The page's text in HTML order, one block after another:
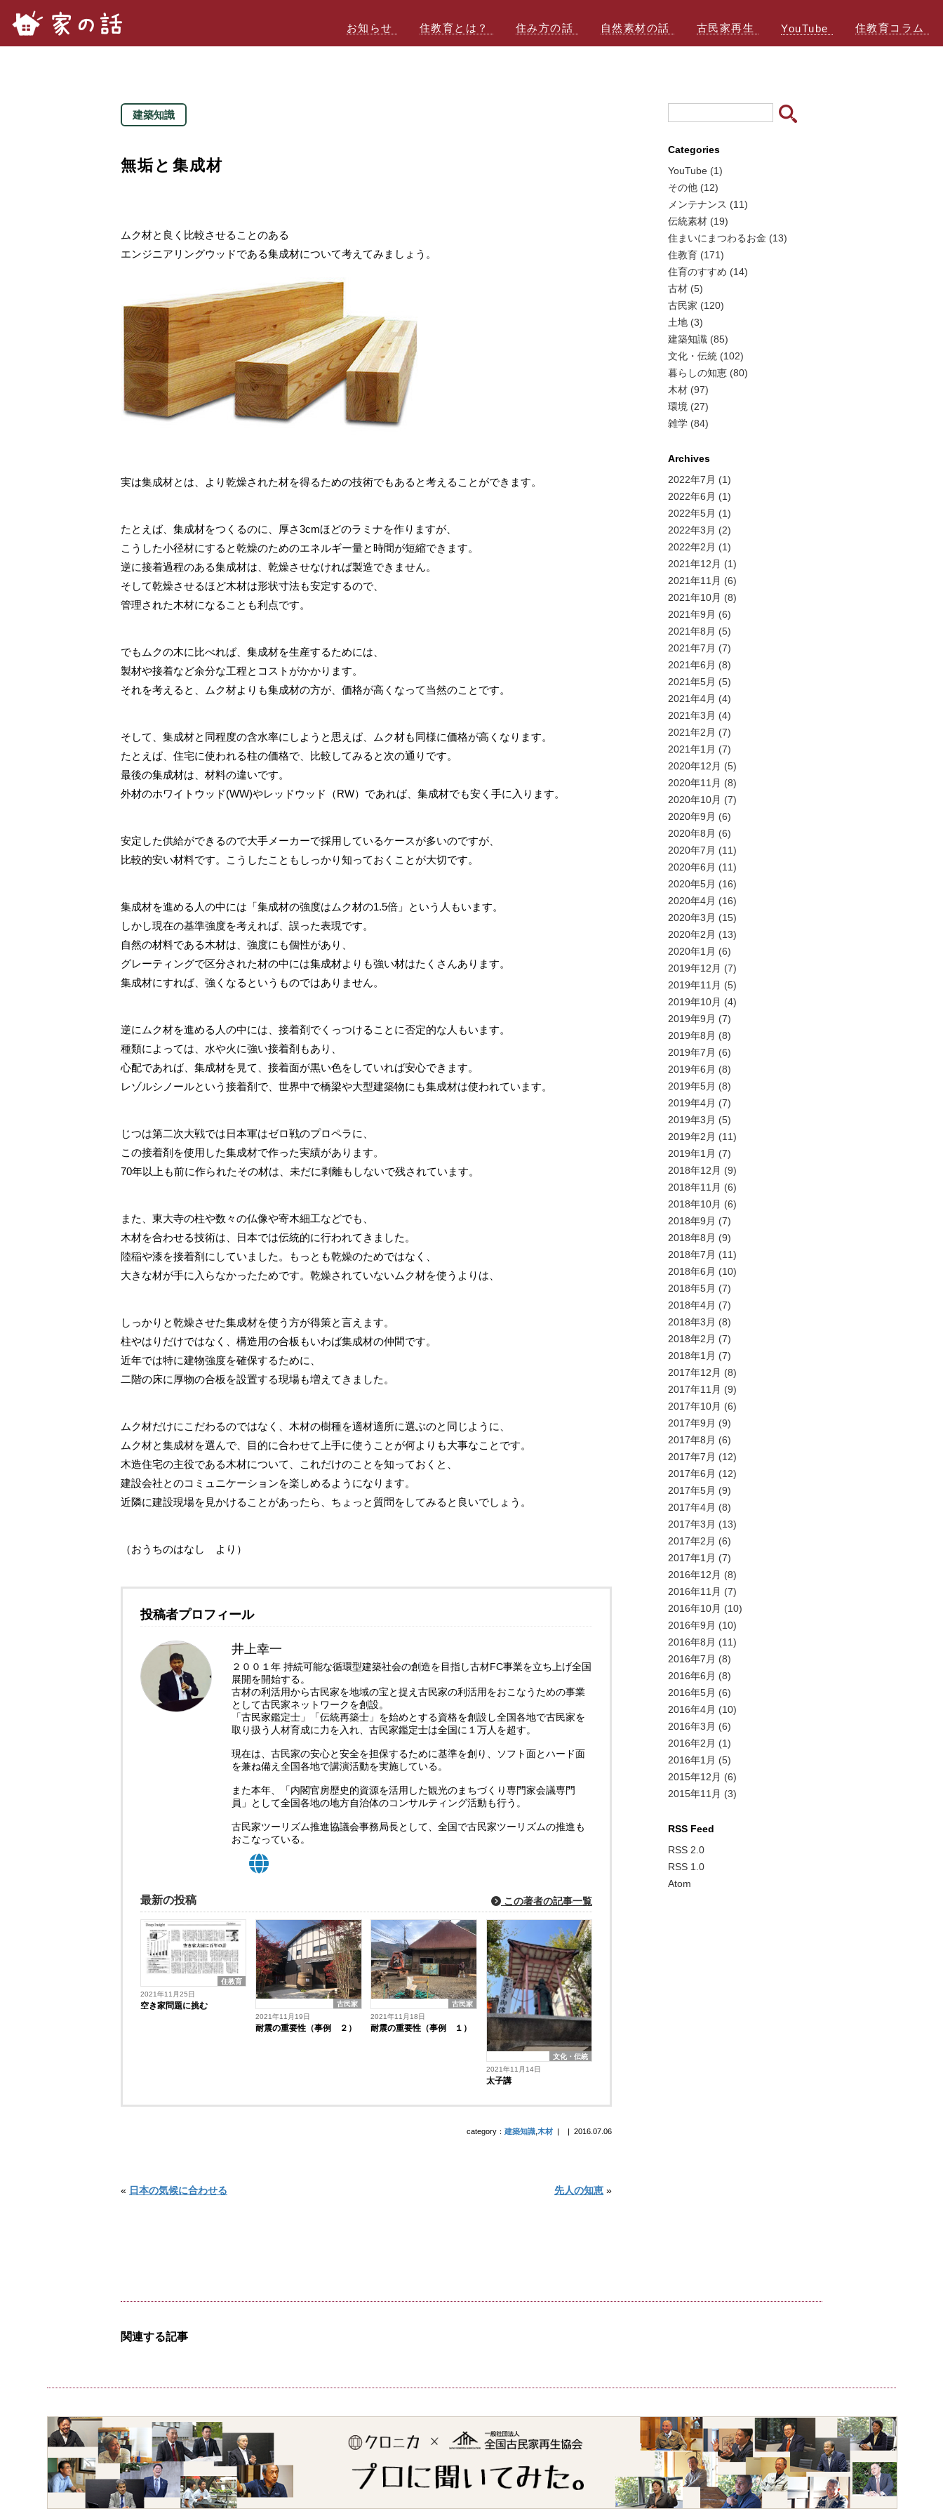
お知らせ
住教育とは？ 住み方の話 自然素材の話 古民家再生 YouTube 住教育コラム
建築知識
無垢と集成材
ムク材と良く比較させることのある
エンジニアリングウッドである集成材について考えてみましょう。
実は集成材とは、より乾燥された材を得るための技術でもあると考えることができます。
たとえば、集成材をつくるのに、厚さ3cmほどのラミナを作りますが、
こうした小径材にすると乾燥のためのエネルギー量と時間が短縮できます。
逆に接着過程のある集成材は、乾燥させなければ製造できません。
そして乾燥させるほど木材は形状寸法も安定するので、
管理された木材になることも利点です。
でもムクの木に比べれば、集成材を生産するためには、
製材や接着など余分な工程とコストがかかります。
それを考えると、ムク材よりも集成材の方が、価格が高くなって当然のことです。
そして、集成材と同程度の含水率にしようと思えば、ムク材も同様に価格が高くなります。
たとえば、住宅に使われる柱の価格で、比較してみると次の通りです。
最後の集成材は、材料の違いです。
外材のホワイトウッド(WW)やレッドウッド（RW）であれば、集成材でも安く手に入ります。
安定した供給ができるので大手メーカーで採用しているケースが多いのですが、
比較的安い材料です。こうしたこともしっかり知っておくことが大切です。
集成材を進める人の中には「集成材の強度はムク材の1.5倍」という人もいます。
しかし現在の基準強度を考えれば、誤った表現です。
自然の材料である木材は、強度にも個性があり、
グレーティングで区分された材の中には集成材よりも強い材はたくさんあります。
集成材にすれば、強くなるというものではありません。
逆にムク材を進める人の中には、接着剤でくっつけることに否定的な人もいます。
種類によっては、水や火に強い接着剤もあり、
心配であれば、集成材を見て、接着面が黒い色をしていれば安心できます。
レゾルシノールという接着剤で、世界中で橋梁や大型建築物にも集成材は使われています。
じつは第二次大戦では日本軍はゼロ戦のプロペラに、
この接着剤を使用した集成材で作った実績があります。
70年以上も前に作られたその材は、未だに剥離もしないで残されています。
また、東大寺の柱や数々の仏像や寄木細工などでも、
木材を合わせる技術は、日本では伝統的に行われてきました。
陸稲や漆を接着剤にしていました。もっとも乾燥のためではなく、
大きな材が手に入らなかったためです。乾燥されていないムク材を使うよりは、
しっかりと乾燥させた集成材を使う方が得策と言えます。
柱やはりだけではなく、構造用の合板もいわば集成材の仲間です。
近年では特に建物強度を確保するために、
二階の床に厚物の合板を設置する現場も増えてきました。
ムク材だけにこだわるのではなく、木材の樹種を適材適所に選ぶのと同じように、
ムク材と集成材を選んで、目的に合わせて上手に使うことが何よりも大事なことです。
木造住宅の主役である木材について、これだけのことを知っておくと、
建設会社とのコミュニケーションを楽しめるようになります。
近隣に建設現場を見かけることがあったら、ちょっと質問をしてみると良いでしょう。
（おうちのはなし より）
投稿者プロフィール
井上幸一
２００１年 持続可能な循環型建築社会の創造を目指し古材FC事業を立ち上げ全国
展開を開始する。
古材の利活用から古民家を地域の宝と捉え古民家の利活用をおこなうための事業
として古民家ネットワークを創設。
「古民家鑑定士」「伝統再築士」を始めとする資格を創設し全国各地で古民家を
取り扱う人材育成に力を入れ、古民家鑑定士は全国に１万人を超す。
現在は、古民家の安心と安全を担保するために基準を創り、ソフト面とハード面
を兼ね備え全国各地で講演活動を実施している。
また本年、「内閣官房歴史的資源を活用した観光のまちづくり専門家会議専門
員」として全国各地の地方自治体のコンサルティング活動も行う。
古民家ツーリズム推進協議会事務局長として、全国で古民家ツーリズムの推進も
おこなっている。
最新の投稿 この著者の記事一覧
住教育
2021年11月25日
空き家問題に挑む
古民家
2021年11月19日
耐震の重要性（事例 ２）
古民家
2021年11月18日
耐震の重要性（事例 １）
文化・伝統
2021年11月14日
太子講
category： 建築知識 木材 | | 2016.07.06
« 日本の気候に合わせる 先人の知恵 »
Categories
YouTube (1)
その他 (12)
メンテナンス (11)
伝統素材 (19)
住まいにまつわるお金 (13)
住教育 (171)
住育のすすめ (14)
古材 (5)
古民家 (120)
土地 (3)
建築知識 (85)
文化・伝統 (102)
暮らしの知恵 (80)
木材 (97)
環境 (27)
雑学 (84)
Archives
2022年7月 (1)
2022年6月 (1)
2022年5月 (1)
2022年3月 (2)
2022年2月 (1)
2021年12月 (1)
2021年11月 (6)
2021年10月 (8)
2021年9月 (6)
2021年8月 (5)
2021年7月 (7)
2021年6月 (8)
2021年5月 (5)
2021年4月 (4)
2021年3月 (4)
2021年2月 (7)
2021年1月 (7)
2020年12月 (5)
2020年11月 (8)
2020年10月 (7)
2020年9月 (6)
2020年8月 (6)
2020年7月 (11)
2020年6月 (11)
2020年5月 (16)
2020年4月 (16)
2020年3月 (15)
2020年2月 (13)
2020年1月 (6)
2019年12月 (7)
2019年11月 (5)
2019年10月 (4)
2019年9月 (7)
2019年8月 (8)
2019年7月 (6)
2019年6月 (8)
2019年5月 (8)
2019年4月 (7)
2019年3月 (5)
2019年2月 (11)
2019年1月 (7)
2018年12月 (9)
2018年11月 (6)
2018年10月 (6)
2018年9月 (7)
2018年8月 (9)
2018年7月 (11)
2018年6月 (10)
2018年5月 (7)
2018年4月 (7)
2018年3月 (8)
2018年2月 (7)
2018年1月 (7)
2017年12月 (8)
2017年11月 (9)
2017年10月 (6)
2017年9月 (9)
2017年8月 (6)
2017年7月 (12)
2017年6月 (12)
2017年5月 (9)
2017年4月 (8)
2017年3月 (13)
2017年2月 (6)
2017年1月 (7)
2016年12月 (8)
2016年11月 (7)
2016年10月 (10)
2016年9月 (10)
2016年8月 (11)
2016年7月 (8)
2016年6月 (8)
2016年5月 (6)
2016年4月 (10)
2016年3月 (6)
2016年2月 (1)
2016年1月 (5)
2015年12月 (6)
2015年11月 (3)
RSS Feed
RSS 2.0
RSS 1.0
Atom
関連する記事